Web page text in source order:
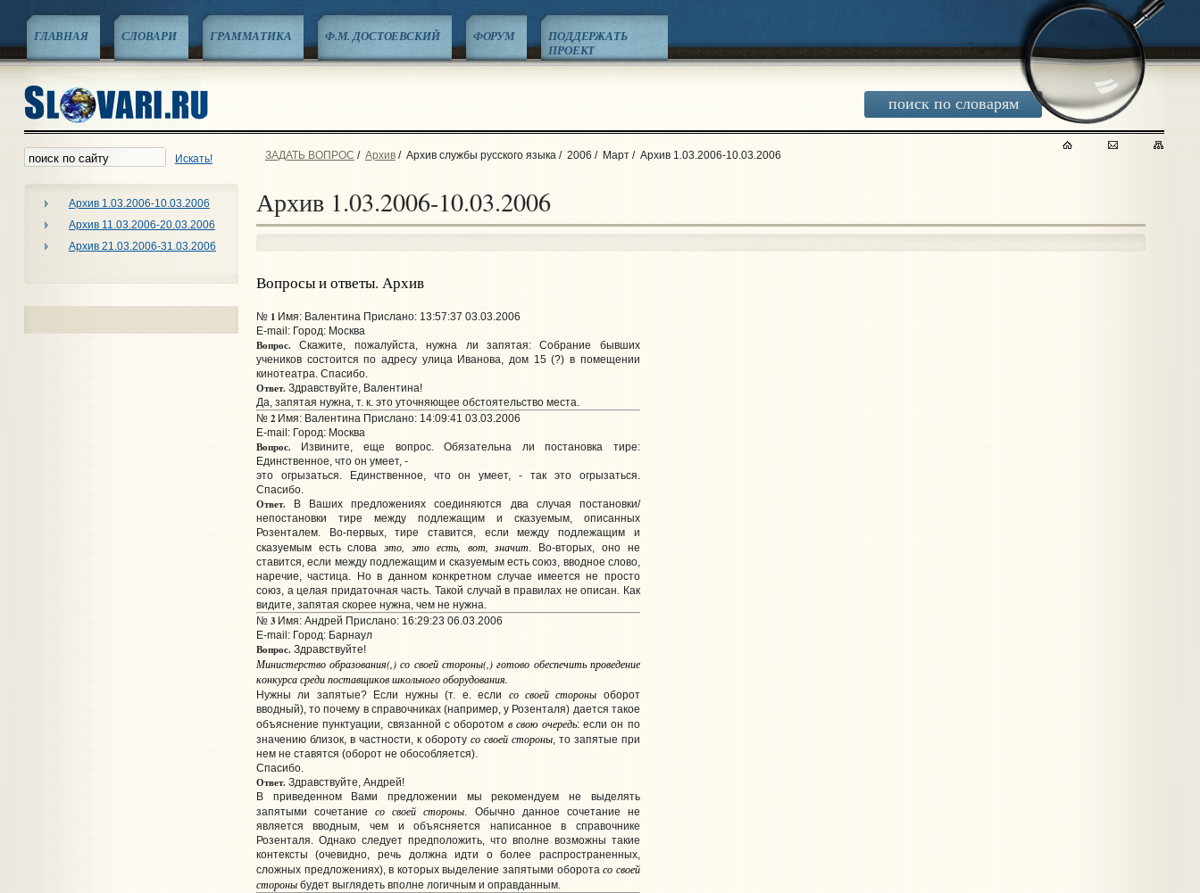
поиск по словарям
ГЛАВНАЯ СЛОВАРИ ГРАММАТИКА Ф.М. ДОСТОЕВСКИЙ ФОРУМ
ПОДДЕРЖАТЬ
ПРОЕКТ
Искать!
Архив 1.03.2006-10.03.2006
Архив 11.03.2006-20.03.2006
Архив 21.03.2006-31.03.2006
ЗАДАТЬ ВОПРОС / Архив/ Архив службы русского языка/ 2006 / Март/ Архив 1.03.2006-10.03.2006
Архив 1.03.2006-10.03.2006
Вопросы и ответы. Архив
№ 1Имя: Валентина Прислано: 13:57:37 03.03.2006
E-mail: Город: Москва
Вопрос.Скажите, пожалуйста, нужна ли запятая: Собрание бывших
учеников состоится по адресу улица Иванова, дом 15 (?) в помещении
кинотеатра. Спасибо.
Ответ.Здравствуйте, Валентина!
Да, запятая нужна, т. к. это уточняющее обстоятельство места.
№ 2Имя: Валентина Прислано: 14:09:41 03.03.2006
E-mail: Город: Москва
Вопрос.Извините, еще вопрос. Обязательна ли постановка тире:
Единственное, что он умеет, -
это огрызаться. Единственное, что он умеет, - так это огрызаться.
Спасибо.
Ответ.В Ваших предложениях соединяются два случая постановки/
непостановки тире между подлежащим и сказуемым, описанных
Розенталем. Во-первых, тире ставится, если между подлежащим и
сказуемым есть словаэто, это есть, вот, значит. Во-вторых, оно не
ставится, если между подлежащим и сказуемым есть союз, вводное слово,
наречие, частица. Но в данном конкретном случае имеется не просто
союз, а целая придаточная часть. Такой случай в правилах не описан. Как
видите, запятая скорее нужна, чем не нужна.
№ 3Имя: Андрей Прислано: 16:29:23 06.03.2006
E-mail: Город: Барнаул
Вопрос.Здравствуйте!
Министерство образования(,) со своей стороны(,) готово обеспечить проведение
конкурса среди поставщиков школьного оборудования.
Нужны ли запятые? Если нужны (т. е. если со своей стороны оборот
вводный), то почему в справочниках (например, у Розенталя) дается такое
объяснение пунктуации, связанной с оборотом в свою очередь: если он по
значению близок, в частности, к обороту со своей стороны, то запятые при
нем не ставятся (оборот не обособляется).
Спасибо.
Ответ.Здравствуйте, Андрей!
В приведенном Вами предложении мы рекомендуем не выделять
запятыми сочетаниесо своей стороны. Обычно данное сочетание не
является вводным, чем и объясняется написанное в справочнике
Розенталя. Однако следует предположить, что вполне возможны такие
контексты (очевидно, речь должна идти о более распространенных,
сложных предложениях), в которых выделение запятыми оборотасо своей
стороныбудет выглядеть вполне логичным и оправданным.